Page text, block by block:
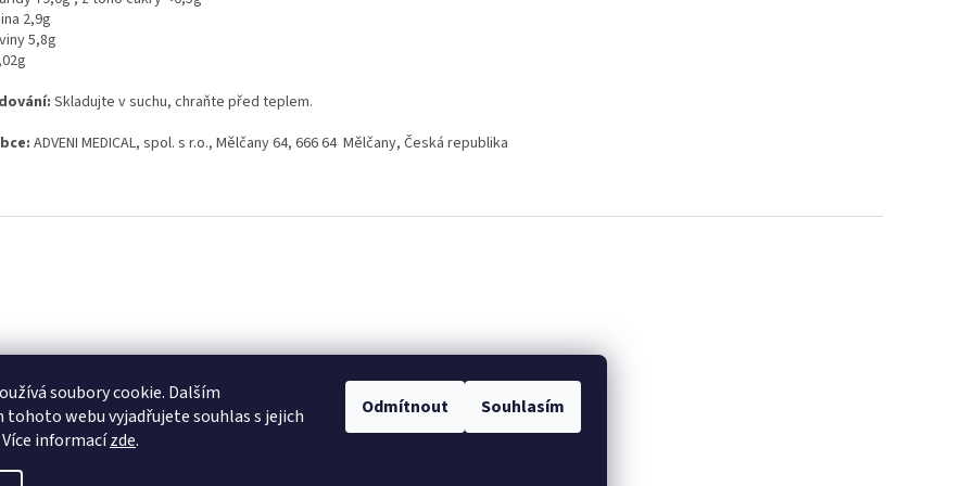
soubory cookie. Dalším
tohoto webu vyjadřujete souhlas s jejich
informacízde.
Odmítnout Souhlasím
2,9g
5,8g
Skladujte v suchu, chraňte před teplem.
ADVENI MEDICAL, spol. s r.o., Mělčany 64, 666 64 Mělčany, Česká republika